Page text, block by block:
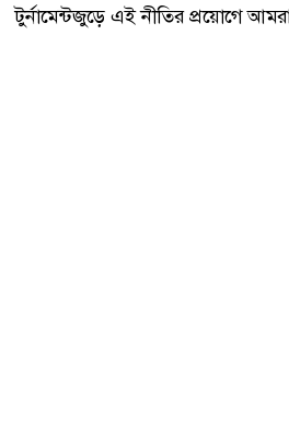
টুর্নামেন্টজুড়ে এই নীতির প্রয়োগে আমরা